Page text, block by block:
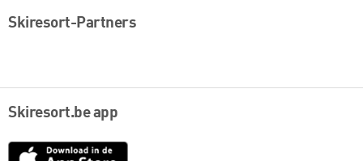
Skiresort-Partners
Skiresort.be app
App